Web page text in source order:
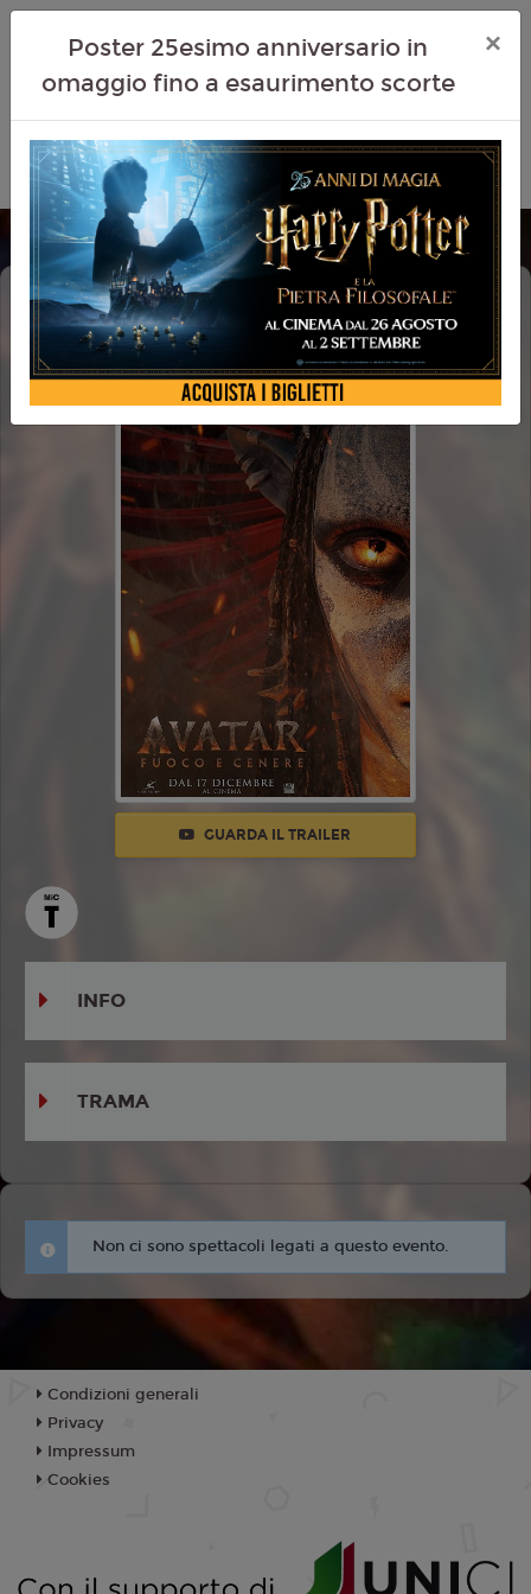
AVATAR: FUOCO E CENERE (AVATAR:
FIRE AND ASH)
GUARDA IL TRAILER
INFO
TRAMA
Non ci sono spettacoli legati a questo evento.
Poster 25esimo anniversario in
omaggio fino a esaurimento scorte
×
Condizioni generali
Privacy
Impressum
Cookies